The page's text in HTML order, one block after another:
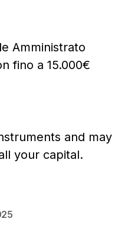
Amministrato
fino a 15.000€
and may
your capital.